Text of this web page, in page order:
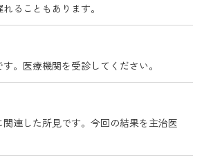
ることもあります。
。医療機関を受診してください。
連した所見です。今回の結果を主治医